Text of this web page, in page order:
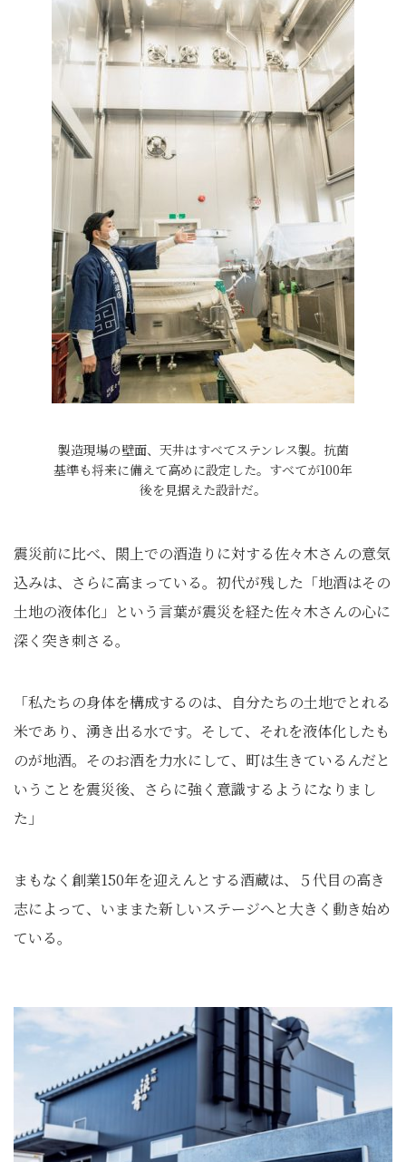
製造現場の壁面、天井はすべてステンレス製。抗菌
基準も将来に備えて高めに設定した。すべてが100年
後を見据えた設計だ。
震災前に比べ、閖上での酒造りに対する佐々木さんの意気
込みは、さらに高まっている。初代が残した「地酒はその
土地の液体化」という言葉が震災を経た佐々木さんの心に
深く突き刺さる。
「私たちの身体を構成するのは、自分たちの土地でとれる
米であり、湧き出る水です。そして、それを液体化したも
のが地酒。そのお酒を力水にして、町は生きているんだと
いうことを震災後、さらに強く意識するようになりまし
た」
まもなく創業150年を迎えんとする酒蔵は、５代目の高き
志によって、いままた新しいステージへと大きく動き始め
ている。